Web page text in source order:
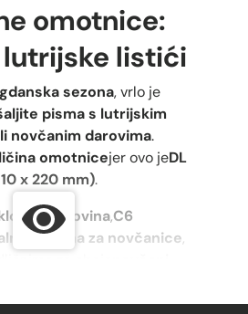
omotnice:
lutrijske listići
sezona, vrlo je
pisma s lutrijskim
novčanim darovima.
omotnicejer ovo jeDL
x 220 mm).
je gotovina,C6
veličina za novčanice,